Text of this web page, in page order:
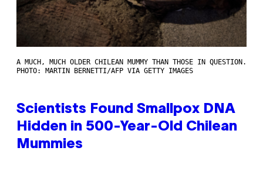
A MUCH, MUCH OLDER CHILEAN MUMMY THAN THOSE IN QUESTION.
PHOTO: MARTIN BERNETTI/AFP VIA GETTY IMAGES
Scientists Found Smallpox DNA
Hidden in 500-Year-Old Chilean
Mummies